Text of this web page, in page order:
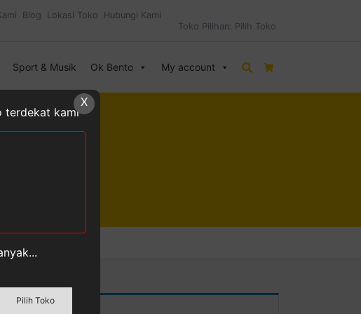
Blog Lokasi Toko
Hubungi Kami
Toko Pilihan: Pilih Toko
Sport & Musik Ok Bento My account Search
X
terdekat kami
Pilih Toko